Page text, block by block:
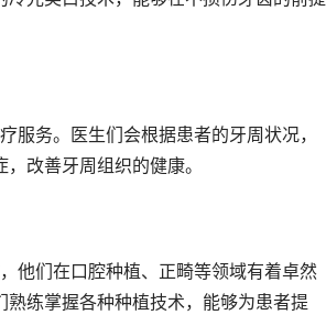
改善牙周组织的健康。
练掌握各种种植技术，能够为患者提